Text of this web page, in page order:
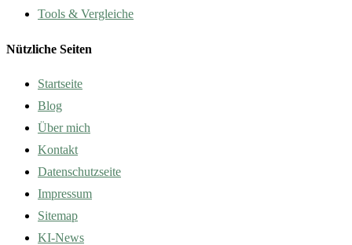
Tools & Vergleiche
Nützliche Seiten
Startseite
Blog
Über mich
Kontakt
Datenschutzseite
Impressum
Sitemap
KI-News